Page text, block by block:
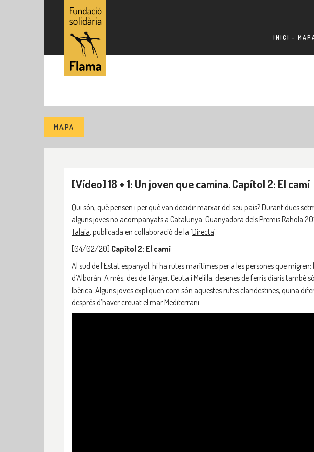
INICI –
MAPA
[Vídeo] 18 + 1: Un joven que camina. Capítol 2: El camí
Qui són, què pensen i per què van decidir marxar del seu país? Durant dues
alguns joves no acompanyats a Catalunya. Guanyadora dels Premis Rahola
Talaia, publicada en col·laboració de la ‘Directa‘.
[04/02/20] Capítol 2: El camí
Al sud de l’Estat espanyol, hi ha rutes marítimes per a les persones que migren:
d’Alborán. A més, des de Tànger, Ceuta i Melilla, desenes de ferris diaris
Ibèrica. Alguns joves expliquen com són aquestes rutes clandestines, quina
després d’haver creuat el mar Mediterrani.